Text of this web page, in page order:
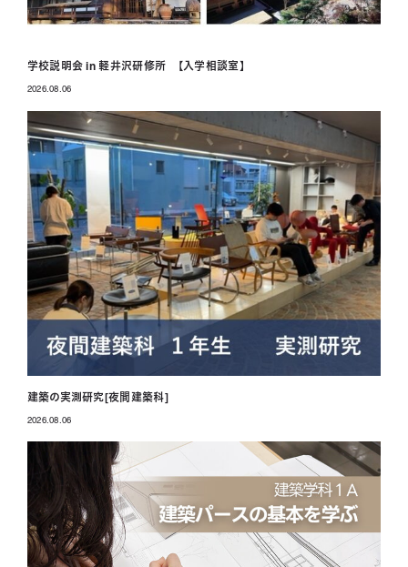
学校説明会 in 軽井沢研修所 【入学相談室】
2026.08.06
建築の実測研究[夜間建築科]
2026.08.06